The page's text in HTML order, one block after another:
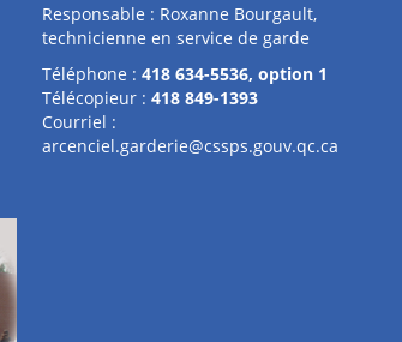
Responsable : Roxanne Bourgault,
technicienne en service de garde
Téléphone : 418 634-5536, option 1
Télécopieur : 418 849-1393
Courriel :
arcenciel.garderie@cssps.gouv.qc.ca